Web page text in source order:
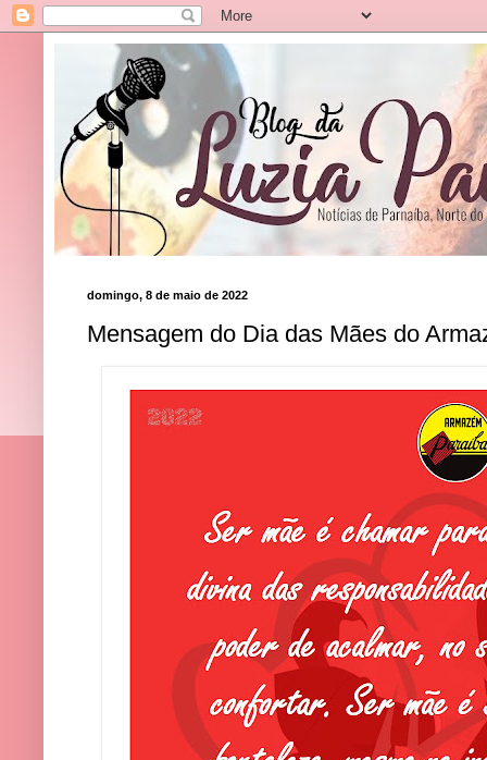
domingo, 8 de maio de 2022
Mensagem do Dia das Mães do